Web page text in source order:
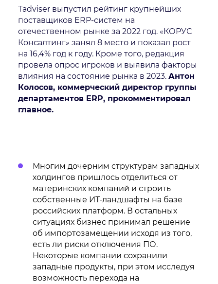
Tadviser выпустил рейтинг крупнейших
поставщиков ERP-систем на
отечественном рынке за 2022 год. «КОРУС
Консалтинг» занял 8 место и показал рост
на 16,4% год к году. Кроме того, редакция
провела опрос игроков и выявила факторы
влияния на состояние рынка в 2023.Антон
Колосов, коммерческий директор группы
департаментов ERP, прокомментировал
главное.
Многим дочерним структурам западных
холдингов пришлось отделиться от
материнских компаний и строить
собственные ИТ-ландшафты на базе
российских платформ. В остальных
ситуациях бизнес принимал решение
об импортозамещении исходя из того,
есть ли риски отключения ПО.
Некоторые компании сохранили
западные продукты, при этом исследуя
возможность перехода на
Телефон Корпоративный E-mail
Опишите подробнее Вашу задачу
Даюсогласиена обработку персональных данных
Политика обработки персональных данных
После обработки заявки с вами свяжется наш
специалист.
Не волнуйтесь, если пропустите звонок, мы
обязательноперезвоним еще раз!